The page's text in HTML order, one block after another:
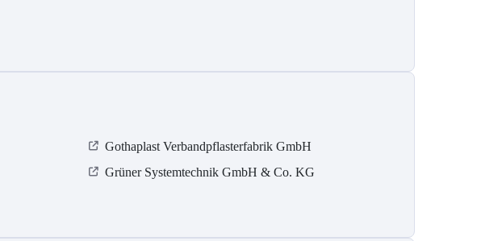
Gothaplast Verbandpflasterfabrik GmbH
Grüner Systemtechnik GmbH & Co. KG